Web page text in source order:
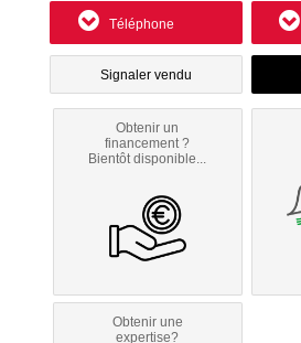
Téléphone
Signaler vendu
Obtenir un
financement ?
Bientôt disponible...
Obtenir une
expertise?